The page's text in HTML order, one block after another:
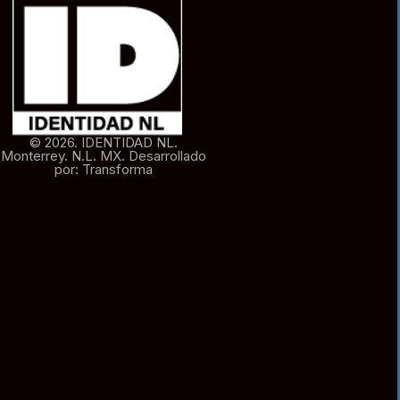
© 2026. IDENTIDAD NL.
Monterrey. N.L. MX. Desarrollado
por: Transforma